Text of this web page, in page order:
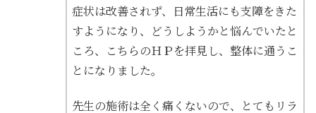
症状は改善されず、日常生活にも支障をきた
すようになり、どうしようかと悩んでいたと
ころ、こちらのＨＰを拝見し、整体に通うこ
とになりました。
先生の施術は全く痛くないので、とてもリラ